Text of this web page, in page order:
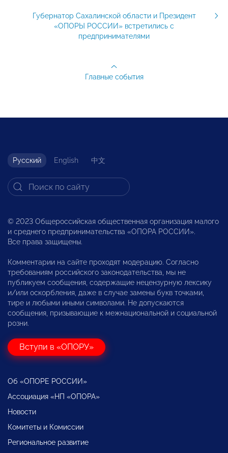
Губернатор Сахалинской области и Президент
«ОПОРЫ РОССИИ» встретились с
предпринимателями
Главные события
Русский English 中文
© 2023 Общероссийская общественная организация малого
и среднего предпринимательства «ОПОРА РОССИИ».
Все права защищены.
Комментарии на сайте проходят модерацию. Согласно
требованиям российского законодательства, мы не
публикуем сообщения, содержащие нецензурную лексику
и/или оскорбления, даже в случае замены букв точками,
тире и любыми иными символами. Не допускаются
сообщения, призывающие к межнациональной и социальной
розни.
Вступи в «ОПОРУ»
Об «ОПОРЕ РОССИИ»
Ассоциация «НП «ОПОРА»
Новости
Комитеты и Комиссии
Региональное развитие